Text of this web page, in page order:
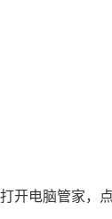
开电脑管家，